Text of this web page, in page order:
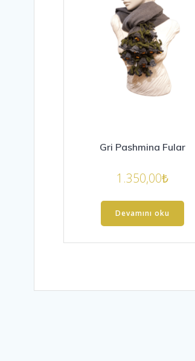
Gri Pashmina Fular
1.350,00₺
Devamını oku